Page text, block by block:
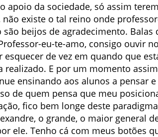
apoio da sociedade, só assim
existe o tal reino onde
beijos de agradecimento.
eu-te-amo, consigo ouvir
de vez em quando que
realizado. E por um momento
ensinando aos alunos a pensar
de quem pensa que meu
fico bem longe deste
o grande, o maior general
ele. Tenho cá com meus botões